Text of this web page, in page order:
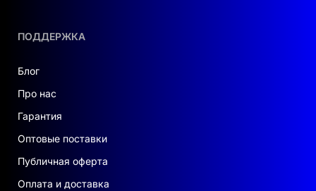
отличной альтернативой традиционным
экономить на оплате электричества,
солнечные панели в Украине
гарантирует стабильную работу при
температурных колебаниях от - 15℃ до + 55℃,
ПОДДЕРЖКА
Блог
Про нас
Гарантия
Оптовые поставки
Публичная оферта
Оплата и доставка